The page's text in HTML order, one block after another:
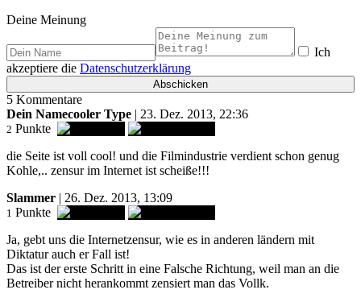
Deine Meinung
Ich
akzeptiere die Datenschutzerklärung
5 Kommentare
Dein Namecooler Type | 23. Dez. 2013, 22:36
2 Punkte
die Seite ist voll cool! und die Filmindustrie verdient schon genug
Kohle,.. zensur im Internet ist scheiße!!!
Slammer | 26. Dez. 2013, 13:09
1 Punkte
Ja, gebt uns die Internetzensur, wie es in anderen ländern mit
Diktatur auch er Fall ist!
Das ist der erste Schritt in eine Falsche Richtung, weil man an die
Betreiber nicht herankommt zensiert man das Vollk.